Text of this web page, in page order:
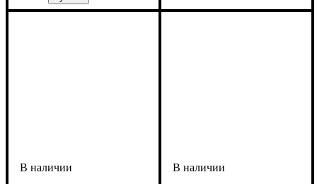
Устройство: термодатчик
Вид: цифровой
Диапазон температур:
до +55°C